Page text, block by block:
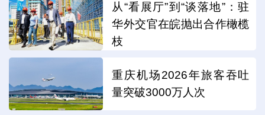
从“看展厅”到“谈落地”：驻
华外交官在皖抛出合作橄榄
枝
重庆机场2026年旅客吞吐
量突破3000万人次